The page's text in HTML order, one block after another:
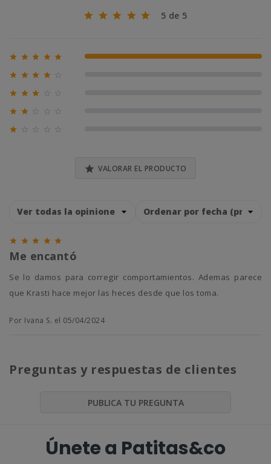
5 de 5
     100% (1)
   
  
 

 VALORAR EL PRODUCTO
    
Me encantó
Se lo damos para corregir comportamientos. Ademas parece
que Krasti hace mejor las heces desde que los toma.
Por Ivana S. el 05/04/2024
Preguntas y respuestas de clientes
PUBLICA TU PREGUNTA
Únete a Patitas&co